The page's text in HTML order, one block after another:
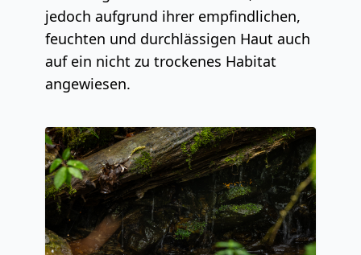
jedoch aufgrund ihrer empfindlichen,
feuchten und durchlässigen Haut auch
auf ein nicht zu trockenes Habitat
angewiesen.